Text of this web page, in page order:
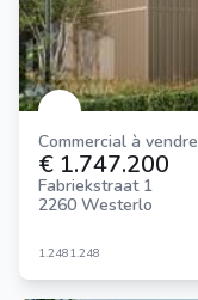
Commercial à vendre
€ 1.747.200
Fabriekstraat 1
2260 Westerlo
1.2481.248